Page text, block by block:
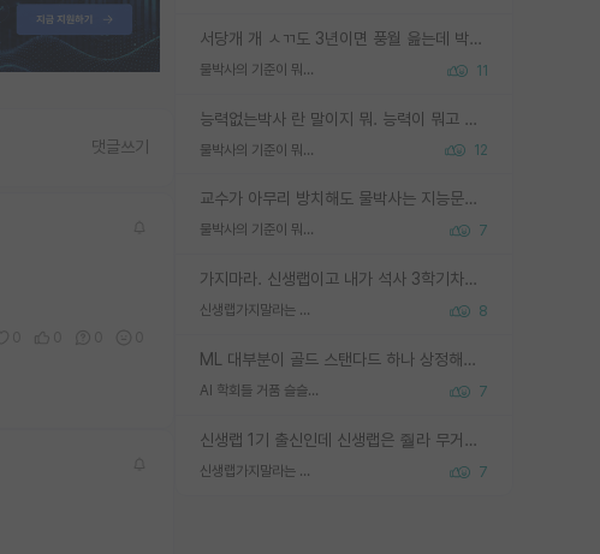
서당개 개 ㅅㄲ도 3년이면 풍월 읊는데 박사 5년 이상 대리고 있으면서 물된건 교수 탓 맞는ㄱ게 거기가 서당이 아니란 소리임
물박사의 기준이 뭐임? 11
능력없는박사 란 말이지 뭐. 능력이 뭐고 능력이 있다는게 뭔지는 사람마다 기준이 다르니까 얘기해봐야 서로 자기 기준만 얘기해서 논쟁이 끝이 안나고. 주위에서 능력있고 야심있는 신입생이 교수가 유의미한 피드백을 아예 안주면서 제대로된 과제에 참여해볼 기회도 제공하지 않고 잡일 뺑뺑이만 돌려서 맨날 단순작업만 하면서 밤새다가 눈빛이 점점 죽어가는걸 본 사람은 물박사는 교수탓이라고 하고, 교수는 이것저것 알려도 주고 기회도 주고 사수 동기 붙여주면서 어떻게든 끌고가려고 하는데 본인이 매일 뺀질거리면서 출근 하는둥마는둥 하다가 기껏 와서도 폰이나 쳐다보다가 실험 망치고 저녁약속있어서 먼저 가볼게요~ 하는걸 본 사람은 물박사는 본인탓이라고 함.
물박사의 기준이 뭐임? 12
교수가 아무리 방치해도 물박사는 지능문제고 본인 의지 문제임. 만물 교수탓 하는 애들이 이상한거임.
물박사의 기준이 뭐임? 7
가지마라. 신생랩이고 내가 석사 3학기차인데 최고참인데 나도 아무것도 모르는데 교수가 후배들 왜 논문 교육 안시키냐. 논문 왜 안 써오냐 닦달한다
신생랩가지말라는 이유가 있었구나 8
ML 대부분이 골드 스탠다드 하나 상정해놓고 (벤치마크 데이터셋이 여러 개면 여러 개 상정) 그거 얼마나 잘 맞추나 싸움임 가끔 번뜩이는 설계 철학을 보여주는 논문들도 있지만 대부분 그거 성적 얼마나 더 올리느라에 혈안이 되어 있는 측면이 잇음
AI 학회들 거품 슬슬 지적이 나오네요 7
신생랩 1기 출신인데 신생랩은 줠라 무거운 바벨 같은거임. 들면 대박인데 못들면 깔려 죽음. 아무도 알려주지 않는 환경에서 자생해야하지만, 일단 살아남았다면 그 어떤 사람보다 악착같고 생존력 높은 사람으로 거듭날 수 있음
신생랩가지말라는 이유가 있었구나 7
댓글쓰기